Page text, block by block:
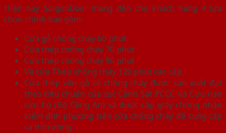
Hiện nay SaigonDoor mang đến cho khách hàng 4 lựa
chọn chính bao gồm:
Cửa gỗ chống cháy 60 phút.
Cửa thép chống cháy 70 phút
Cửa thép chống cháy 90 phút
Và cửa Thép chống cháy 120 phút cao cấp.
Cửa thép vân gỗ có chống cháy được sản xuất đạt
theo tiêu chuẩn của cục Cảnh Sát PCCC và Cứu nạn
cứu hộ (Bộ Công An) và được cấp giấy chứng nhận
kiểm định phương tiện cửa chống cháy để cung cấp
ra thị trường.